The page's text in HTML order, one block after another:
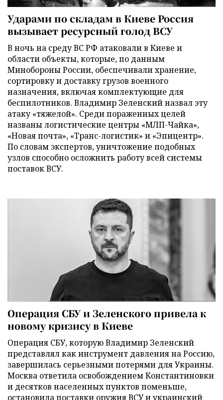
Ударами по складам в Киеве Россия
вызывает ресурсный голод ВСУ
В ночь на среду ВС РФ атаковали в Киеве и
области объекты, которые, по данным
Минобороны России, обеспечивали хранение,
сортировку и доставку грузов военного
назначения, включая комплектующие для
беспилотников. Владимир Зеленский назвал эту
атаку «тяжелой». Среди пораженных целей
названы логистические центры «МЛП-Чайка»,
«Новая почта», «Транс-логистик» и «Эпицентр».
По словам экспертов, уничтожение подобных
узлов способно осложнить работу всей системы
поставок ВСУ.
Операция СБУ и Зеленского привела к
новому кризису в Киеве
Операция СБУ, которую Владимир Зеленский
представлял как инструмент давления на Россию,
завершилась серьезными потерями для Украины.
Москва ответила освобождением Константиновки
и десятков населенных пунктов поменьше,
остановила поставки оружия ВСУ и украинский